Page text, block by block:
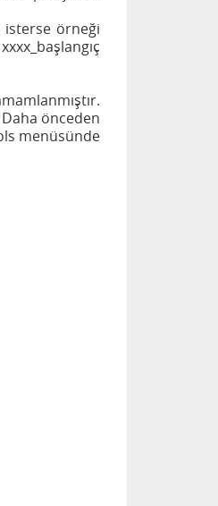
isterse örneği
önceden
menüsünde